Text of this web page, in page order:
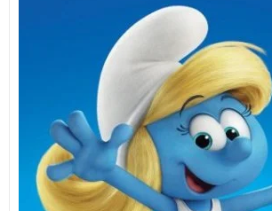
Čakajo te nove prigode iz filma Smrkci:
Zabavaj se ob poustvarjanju filmskih
imenitnih nalepk, odkrij vsiljivce, poišči
labirinte in razvijaj svoje veščine
barvaj. V knjigi te čakajo vznemirljive